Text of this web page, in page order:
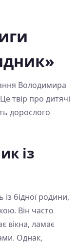
Володимира
твір про дитячі
дорослого
із
бідної родини,
Він часто
вікна, ламає
Однак,